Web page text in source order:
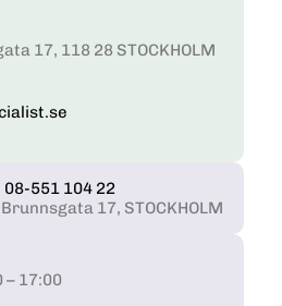
17, 118 28 STOCKHOLM
08-551 104 22
17, STOCKHOLM
– 17:00